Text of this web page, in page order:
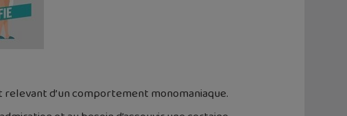
d’un comportement monomaniaque.